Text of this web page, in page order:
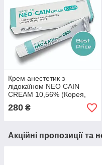
Крем анестетик з
лідокаїном NEO CAIN
CREAM 10,56% (Корея,
Dr.Cain)
280 ₴
Акційні пропозиції та